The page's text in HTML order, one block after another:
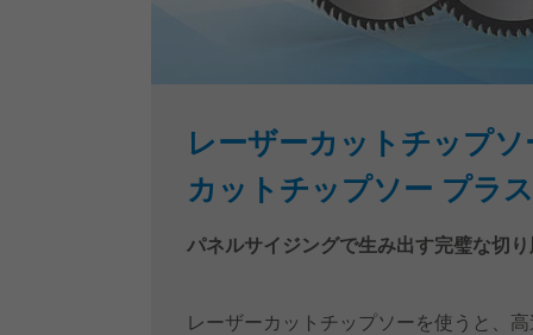
レーザーカットチップ
カットチップソー プラス
パネルサイジングで生み出す完璧な切り
レーザーカットチップソーを使うと、